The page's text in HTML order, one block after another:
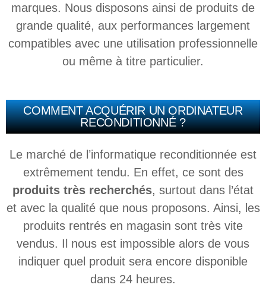
marques. Nous disposons ainsi de produits de
grande qualité, aux performances largement
compatibles avec une utilisation professionnelle
ou même à titre particulier.
COMMENT ACQUÉRIR UN ORDINATEUR
RECONDITIONNÉ ?
Le marché de l’informatique reconditionnée est
extrêmement tendu. En effet, ce sont des
produits très recherchés, surtout dans l’état
et avec la qualité que nous proposons. Ainsi, les
produits rentrés en magasin sont très vite
vendus. Il nous est impossible alors de vous
indiquer quel produit sera encore disponible
dans 24 heures.